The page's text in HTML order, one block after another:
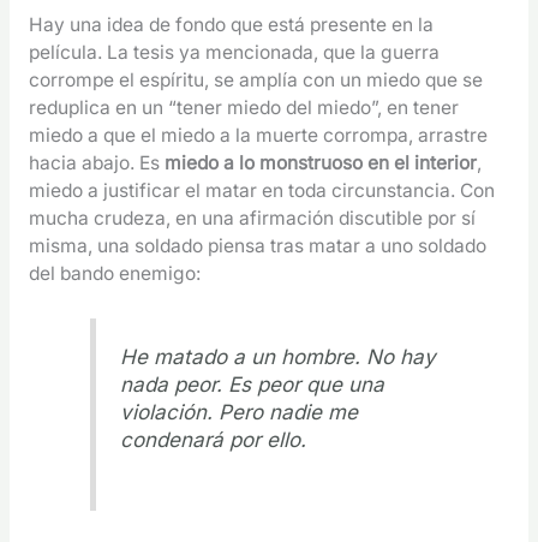
Hay una idea de fondo que está presente en la
película. La tesis ya mencionada, que la guerra
corrompe el espíritu, se amplía con un miedo que se
reduplica en un “tener miedo del miedo”, en tener
miedo a que el miedo a la muerte corrompa, arrastre
hacia abajo. Es miedo a lo monstruoso en el interior,
miedo a justificar el matar en toda circunstancia. Con
mucha crudeza, en una afirmación discutible por sí
misma, una soldado piensa tras matar a uno soldado
del bando enemigo:
He matado a un hombre. No hay
nada peor. Es peor que una
violación. Pero nadie me
condenará por ello.